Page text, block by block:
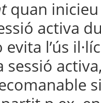
quan inicieu
activa
l’ús